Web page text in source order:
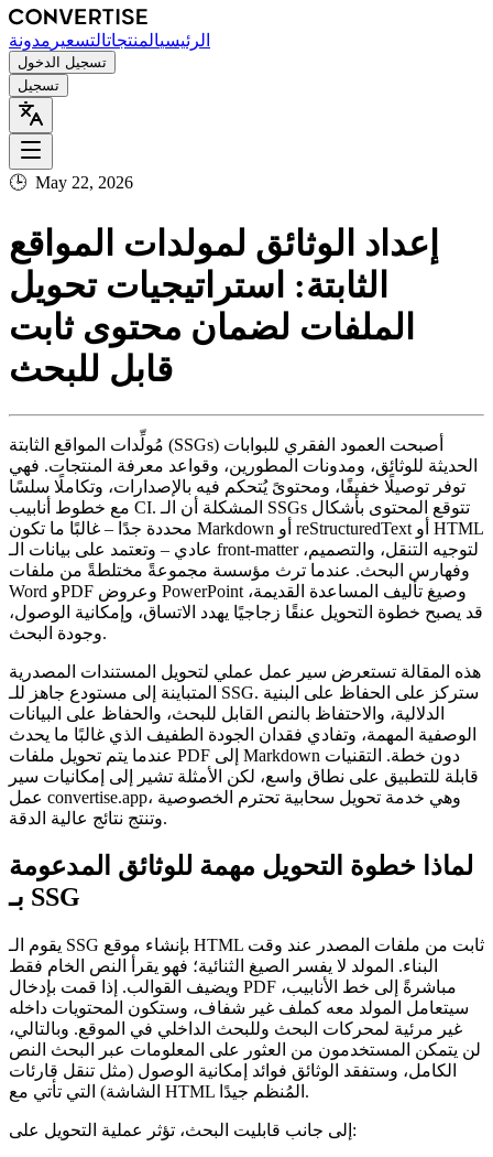
الرئيسيالمنتجاتالتسعير مدونة
تسجيل الدخول
تسجيل
🕒 May 22, 2026
إعداد الوثائق لمولدات المواقع
الثابتة: استراتيجيات تحويل
الملفات لضمان محتوى ثابت
قابل للبحث
مُولِّدات المواقع الثابتة (SSGs) أصبحت العمود الفقري للبوابات
الحديثة للوثائق، ومدونات المطورين، وقواعد معرفة المنتجات. فهي
توفر توصيلًا خفيفًا، ومحتوىً يُتحكم فيه بالإصدارات، وتكاملًا سلسًا
مع خطوط أنابيب CI. المشكلة أن الـ SSGs تتوقع المحتوى بأشكال
محددة جدًا – غالبًا ما تكون Markdown أو reStructuredText أو HTML
عادي – وتعتمد على بيانات الـ front‑matter لتوجيه التنقل، والتصميم،
وفهارس البحث. عندما ترث مؤسسة مجموعةً مختلطةً من ملفات
Word وPDF وعروض PowerPoint وصيغ تأليف المساعدة القديمة،
قد يصبح خطوة التحويل عنقًا زجاجيًا يهدد الاتساق، وإمكانية الوصول،
وجودة البحث.
هذه المقالة تستعرض سير عمل عملي لتحويل المستندات المصدرية
المتباينة إلى مستودع جاهز للـ SSG. ستركز على الحفاظ على البنية
الدلالية، والاحتفاظ بالنص القابل للبحث، والحفاظ على البيانات
الوصفية المهمة، وتفادي فقدان الجودة الطفيف الذي غالبًا ما يحدث
عندما يتم تحويل ملفات PDF إلى Markdown دون خطة. التقنيات
قابلة للتطبيق على نطاق واسع، لكن الأمثلة تشير إلى إمكانيات سير
convertise.app، وهي خدمة تحويل سحابية تحترم الخصوصية
وتنتج نتائج عالية الدقة.
لماذا خطوة التحويل مهمة للوثائق المدعومة
بـ SSG
يقوم الـ SSG بإنشاء موقع HTML ثابت من ملفات المصدر عند وقت
البناء. المولد لا يفسر الصيغ الثنائية؛ فهو يقرأ النص الخام فقط
ويضيف القوالب. إذا قمت بإدخال PDF مباشرةً إلى خط الأنابيب،
سيتعامل المولد معه كملف غير شفاف، وستكون المحتويات داخله
غير مرئية لمحركات البحث وللبحث الداخلي في الموقع. وبالتالي،
لن يتمكن المستخدمون من العثور على المعلومات عبر البحث النص
الكامل، وستفقد الوثائق فوائد إمكانية الوصول (مثل تنقل قارئات
الشاشة) التي تأتي مع HTML المُنظم جيدًا.
إلى جانب قابلیت البحث، تؤثر عملية التحويل على: